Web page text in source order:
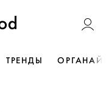
Weddywood
ТРЕНДЫ